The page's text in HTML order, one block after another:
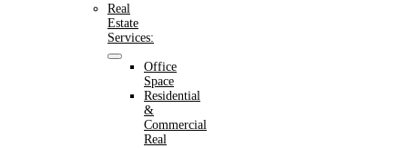
Real
Estate
Services:
Office
Space
Residential
&
Commercial
Real